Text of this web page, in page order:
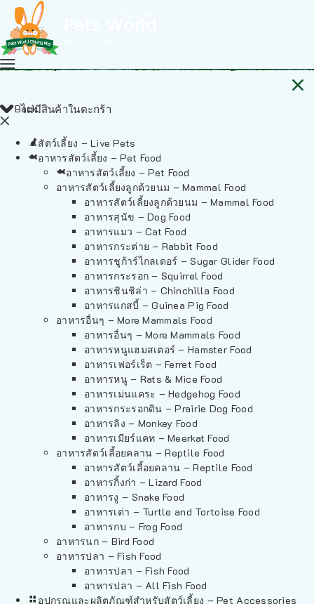
ไม่มีสินค้าในตะกร้า
Back
สัตว์เลี้ยง – Live Pets
อาหารสัตว์เลี้ยง – Pet Food
อาหารสัตว์เลี้ยง – Pet Food
อาหารสัตว์เลี้ยงลูกด้วยนม – Mammal Food
อาหารสัตว์เลี้ยงลูกด้วยนม – Mammal Food
อาหารสุนัข – Dog Food
อาหารแมว – Cat Food
อาหารกระต่าย – Rabbit Food
อาหารชูก้าร์ไกลเดอร์ – Sugar Glider Food
อาหารกระรอก – Squirrel Food
อาหารชินชิล่า – Chinchilla Food
อาหารแกสบี้ – Guinea Pig Food
อาหารอื่นๆ – More Mammals Food
อาหารอื่นๆ – More Mammals Food
อาหารหนูแฮมสเตอร์ – Hamster Food
อาหารเฟอร์เร็ต – Ferret Food
อาหารหนู – Rats & Mice Food
อาหารเม่นแคระ – Hedgehog Food
อาหารกระรอกดิน – Prairie Dog Food
อาหารลิง – Monkey Food
อาหารเมียร์แคท – Meerkat Food
อาหารสัตว์เลี้อยคลาน – Reptile Food
อาหารสัตว์เลี้อยคลาน – Reptile Food
อาหารกิ้งก่า – Lizard Food
อาหารงู – Snake Food
อาหารเต่า – Turtle and Tortoise Food
อาหารกบ – Frog Food
อาหารนก – Bird Food
อาหารปลา – Fish Food
อาหารปลา – Fish Food
อาหารปลา – All Fish Food
อุปกรณและผลิตภัณฑ์สำหรับสัตว์เลี้ยง – Pet Accessories